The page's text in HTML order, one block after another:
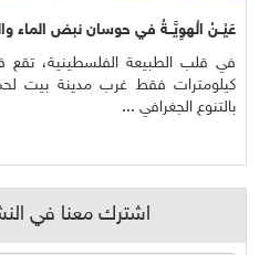
عَيْــنُ الْهوِيَّــةُ في حوسان نبض الماء
في قلب الطبيعة الفلسطينية، تقع
كيلومترات فقط غرب مدينة بيت
بالتنوع الجغرافي ...
اشترك معنا في